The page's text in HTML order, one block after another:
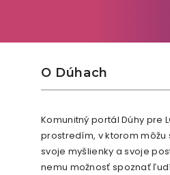
O Dúhach
Komunitný portál Dúhy pre
prostredím, v ktorom
svoje myšlienky a svoje
nemu možnosť spoznať